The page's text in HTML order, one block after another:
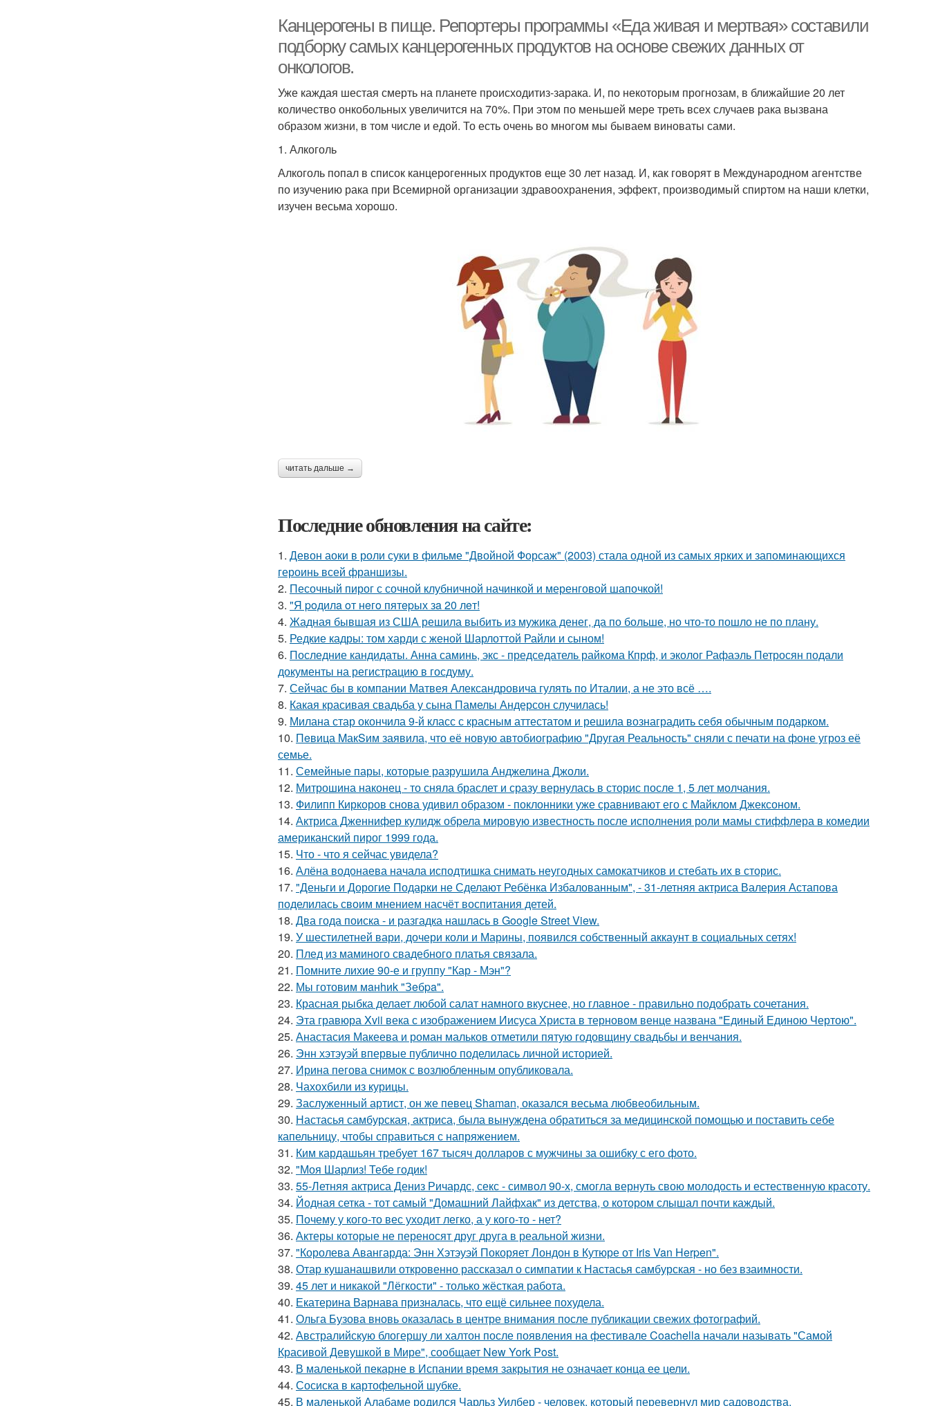
Канцерогены в пище. Репортеры программы «Еда живая и мертвая» составили
подборку самых канцерогенных продуктов на основе свежих данных от
онкологов.
Уже каждая шестая смерть на планете происходитиз-зарака. И, по некоторым прогнозам, в ближайшие 20 лет
количество онкобольных увеличится на 70%. При этом по меньшей мере треть всех случаев рака вызвана
образом жизни, в том числе и едой. То есть очень во многом мы бываем виноваты сами.
1. Алкоголь
Алкоголь попал в список канцерогенных продуктов еще 30 лет назад. И, как говорят в Международном агентстве
по изучению рака при Всемирной организации здравоохранения, эффект, производимый спиртом на наши клетки,
изучен весьма хорошо.
читать дальше →
Последние обновления на сайте:
1. Девон аоки в роли суки в фильме "Двойной Форсаж" (2003) стала одной из самых ярких и запоминающихся
героинь всей франшизы.
2. Песочный пирог с сочной клубничной начинкой и меренговой шапочкой!
3. "Я poдилa oт нeгo пятepых зa 20 лeт!
4. Жадная бывшая из США решила выбить из мужика денег, да по больше, но что-то пошло не по плану.
5. Редкие кадры: том харди с женой Шарлоттой Райли и сыном!
6. Последние кандидаты. Анна саминь, экс - председатель райкома Кпрф, и эколог Рафаэль Петросян подали
документы на регистрацию в госдуму.
7. Сейчас бы в компании Матвея Александровича гулять по Италии, а не это всё ….
8. Какая красивая свадьба у сына Памелы Андерсон случилась!
9. Милана стар окончила 9-й класс с красным аттестатом и решила вознаградить себя обычным подарком.
10. Пeвица MакSим заявила, что её новую автобиографию "Другая Реальность" сняли с печати на фоне угроз её
семье.
11. Семейные пары, которые разрушила Анджелина Джоли.
12. Митрошина наконец - то сняла браслет и сразу вернулась в сторис после 1, 5 лет молчания.
13. Филипп Киркоров снова удивил образом - поклонники уже сравнивают его с Майклом Джексоном.
14. Актриса Дженнифер кулидж обрела мировую известность после исполнения роли мамы стиффлера в комедии
американский пирог 1999 года.
15. Что - что я сейчас увидела?
16. Алёна водонаева начала исподтишка снимать неугодных самокатчиков и стебать их в сторис.
17. "Деньги и Дорогие Подарки не Сделают Ребёнка Избалованным", - 31-летняя актриса Валерия Астапова
поделилась своим мнением насчёт воспитания детей.
18. Два года поиска - и разгадка нашлась в Google Street View.
19. У шестилетней вари, дочери коли и Марины, появился собственный аккаунт в социальных сетях!
20. Плед из маминого свадебного платья связала.
21. Помните лихие 90-е и группу "Кар - Мэн"?
22. Мы готовим мaнhиk "Зeбpa".
23. Красная рыбка делает любой салат намного вкуснее, но главное - правильно подобрать сочетания.
24. Эта гравюра Xvii века с изображением Иисуса Христа в терновом венце названа "Единый Единою Чертою".
25. Анастасия Макеева и роман мальков отметили пятую годовщину свадьбы и венчания.
26. Энн хэтэуэй впервые публично поделилась личной историей.
27. Ирина пегова снимок с возлюбленным опубликовала.
28. Чахохбили из курицы.
29. Заслуженный артист, он же певец Shaman, оказался весьма любвеобильным.
30. Настасья самбурская, актриса, была вынуждена обратиться за медицинской помощью и поставить себе
капельницу, чтобы справиться с напряжением.
31. Ким кардашьян требует 167 тысяч долларов с мужчины за ошибку с его фото.
32. "Моя Шарлиз! Тебе годик!
33. 55-Летняя актриса Дениз Ричардс, секс - символ 90-х, смогла вернуть свою молодость и естественную красоту.
34. Йодная сетка - тот самый "Домашний Лайфхак" из детства, о котором слышал почти каждый.
35. Почему у кого-то вес уходит легко, а у кого-то - нет?
36. Актеры которые не переносят друг друга в реальной жизни.
37. "Королева Авангарда: Энн Хэтэуэй Покоряет Лондон в Кутюре от Iris Van Herpen".
38. Отар кушанашвили откровенно рассказал о симпатии к Настасья самбурская - но без взаимности.
39. 45 лет и никакой "Лёгкости" - только жёсткая работа.
40. Екатерина Варнава призналась, что ещё сильнее похудела.
41. Ольга Бузова вновь оказалась в центре внимания после публикации свежих фотографий.
42. Австралийскую блогершу ли халтон после появления на фестивале Coachella начали называть "Самой
Красивой Девушкой в Мире", сообщает New York Post.
43. В маленькой пекарне в Испании время закрытия не означает конца ее цели.
44. Сосиска в картофельной шубке.
45. В маленькой Алабаме родился Чарльз Уилбер - человек, который перевернул мир садоводства.